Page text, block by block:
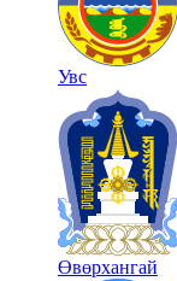
Увс
Өвөрхангай